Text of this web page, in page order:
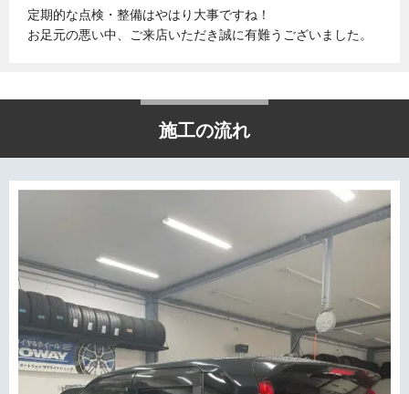
定期的な点検・整備はやはり大事ですね！
お足元の悪い中、ご来店いただき誠に有難うございました。
施工の流れ